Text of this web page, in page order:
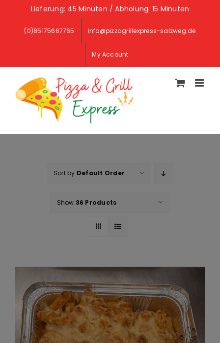
content
Lieferung: 45 Minuten / Abholung: 15 Minuten
(0)85175667765 info@pizzagrillexpress-salzweg.de
My Account
Sort by Default Order
Show 36 Products